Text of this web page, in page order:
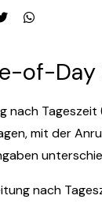
of-Day
nach
mit der
nach